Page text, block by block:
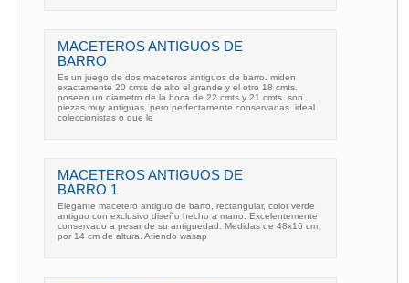
MACETEROS ANTIGUOS DE
BARRO
Es un juego de dos maceteros antiguos de barro. miden
exactamente 20 cmts de alto el grande y el otro 18 cmts.
poseen un diametro de la boca de 22 cmts y 21 cmts. son
piezas muy antiguas, pero perfectamente conservadas. ideal
coleccionistas o que le
MACETEROS ANTIGUOS DE
BARRO 1
Elegante macetero antiguo de barro, rectangular, color verde
antiguo con exclusivo diseño hecho a mano. Excelentemente
conservado a pesar de su antiguedad. Medidas de 48x16 cm
por 14 cm de altura. Atiendo wasap